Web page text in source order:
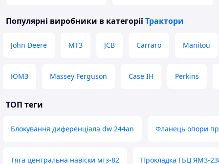
Популярні виробники в категоріїТрактори
John Deere МТЗ JCB Carraro Manitou
ЮМЗ Massey Ferguson Case IH Perkins
ТОП теги
Блокування диференціала dw 244an Фланець опори
Тяга центральна навіски мтз-82 Прокладка ГБЦ ЯМЗ-